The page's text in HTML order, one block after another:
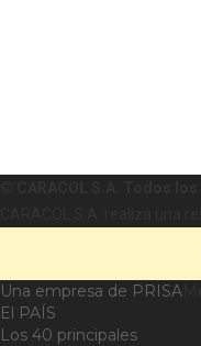
Una empresa de PRISA
El PAÍS
Los 40 principales